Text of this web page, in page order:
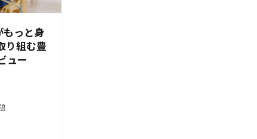
もっと身
り組む豊
ュー